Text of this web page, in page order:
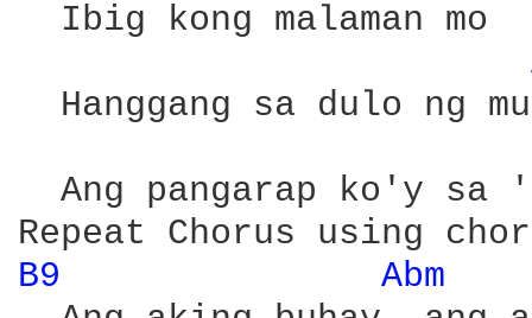
  Ibig kong malaman mo
Hanggang sa dulo ng
Ang pangarap ko'y sa
Repeat Chorus using
B9
Abm